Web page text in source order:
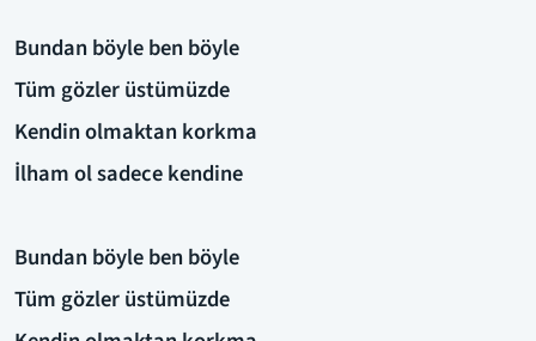
Bundan böyle ben böyle
Tüm gözler üstümüzde
Kendin olmaktan korkma
İlham ol sadece kendine
Bundan böyle ben böyle
Tüm gözler üstümüzde